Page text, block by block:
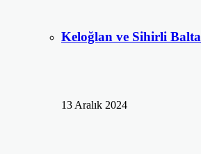
Keloğlan ve Sihirli Balta
13 Aralık 2024